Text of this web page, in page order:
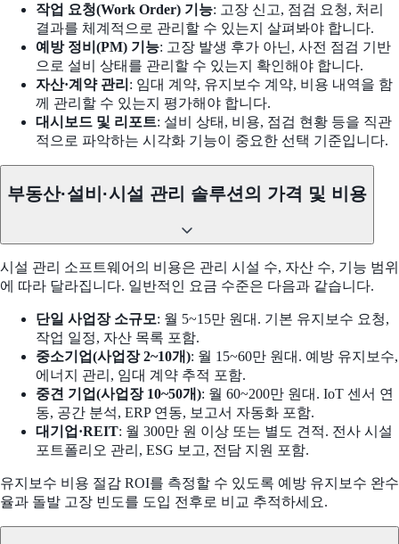
작업 요청(Work Order) 기능: 고장 신고, 점검 요청, 처리
결과를 체계적으로 관리할 수 있는지 살펴봐야 합니다.
예방 정비(PM) 기능: 고장 발생 후가 아닌, 사전 점검 기반
으로 설비 상태를 관리할 수 있는지 확인해야 합니다.
자산·계약 관리 : 임대 계약, 유지보수 계약, 비용 내역을 함
께 관리할 수 있는지 평가해야 합니다.
대시보드 및 리포트: 설비 상태, 비용, 점검 현황 등을 직관
적으로 파악하는 시각화 기능이 중요한 선택 기준입니다.
부동산·설비·시설 관리 솔루션의 가격 및 비용
시설 관리 소프트웨어의 비용은 관리 시설 수, 자산 수, 기능 범위
에 따라 달라집니다. 일반적인 요금 수준은 다음과 같습니다.
단일 사업장 소규모: 월 5~15만 원대. 기본 유지보수 요청,
작업 일정, 자산 목록 포함.
중소기업(사업장 2~10개): 월 15~60만 원대. 예방 유지보수,
에너지 관리, 임대 계약 추적 포함.
중견 기업(사업장 10~50개): 월 60~200만 원대. IoT 센서 연
동, 공간 분석, ERP 연동, 보고서 자동화 포함.
대기업·REIT: 월 300만 원 이상 또는 별도 견적. 전사 시설
포트폴리오 관리, ESG 보고, 전담 지원 포함.
유지보수 비용 절감 ROI를 측정할 수 있도록 예방 유지보수 완수
율과 돌발 고장 빈도를 도입 전후로 비교 추적하세요.